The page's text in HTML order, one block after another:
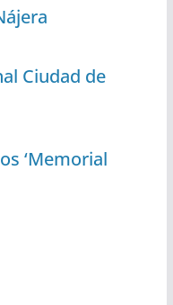
Ciudad de
‘Memorial